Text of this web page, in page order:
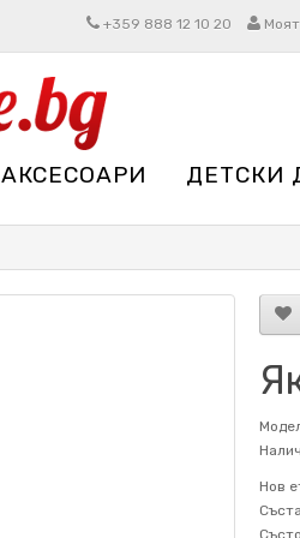
+359 888 12 10 20
АКСЕСОАРИ ДЕТСКИ
Нов